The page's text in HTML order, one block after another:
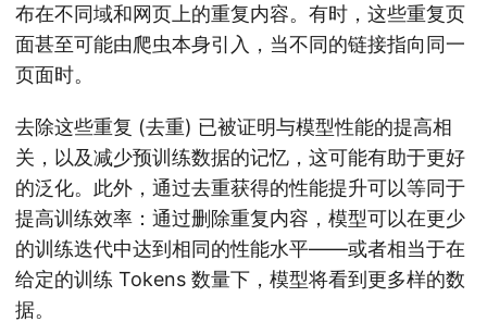
布在不同域和网页上的重复内容。有时，这些重复页
面甚至可能由爬虫本身引入，当不同的链接指向同一
页面时。
去除这些重复 (去重) 已被证明与模型性能的提高相
关 ，以及减少预训练数据的记忆 ，这可能有助于更好
的泛化。此外，通过去重获得的性能提升可以等同于
提高训练效率：通过删除重复内容，模型可以在更少
的训练迭代中达到相同的性能水平——或者相当于在
给定的训练 Tokens 数量下，模型将看到更多样的数
据。